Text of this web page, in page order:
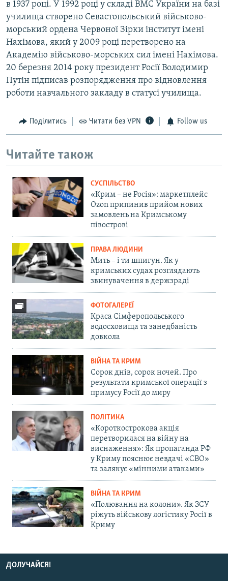
в 1937 році. У 1992 році у складі ВМС України на базі
училища створено Севастопольський військово-
морський ордена Червоної Зірки інститут імені
Нахімова, який у 2009 році перетворено на
Академію військово-морських сил імені Нахімова.
20 березня 2014 року президент Росії Володимир
Путін підписав розпорядження про відновлення
роботи навчального закладу в статусі училища.
Поділитись Читати без VPN Follow us
Читайте також
СУСПІЛЬСТВО
«Крим – не Росія»: маркетплейс
Ozon припинив прийом нових
замовлень на Кримському
півострові
ПРАВА ЛЮДИНИ
Мить – і ти шпигун. Як у
кримських судах розглядають
звинувачення в держзраді
ФОТОГАЛЕРЕЇ
Краса Сімферопольського
водосховища та занедбаність
довкола
ВІЙНА ТА КРИМ
Сорок днів, сорок ночей. Про
результати кримської операції з
примусу Росії до миру
ПОЛІТИКА
«Короткострокова акція
перетворилася на війну на
виснаження»: Як пропаганда РФ
у Криму пояснює невдачі «СВО»
та залякує «мінними атаками»
ВІЙНА ТА КРИМ
«Полювання на колони». Як ЗСУ
ріжуть військову логістику Росії в
Криму
ДОЛУЧАЙСЯ!